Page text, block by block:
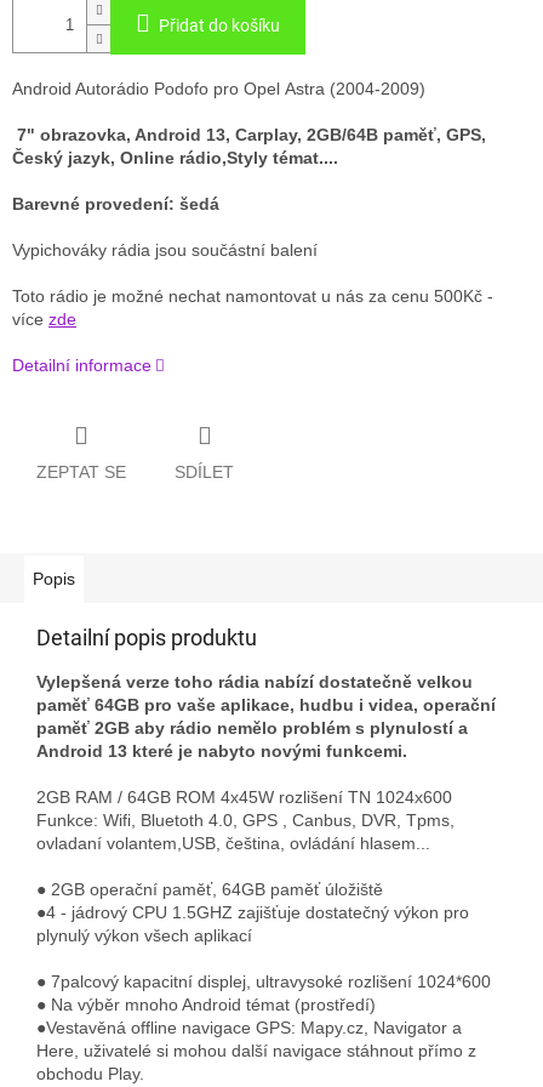
Přidat do košíku
Android Autorádio Podofo pro Opel Astra (2004-2009)
7" obrazovka, Android 13, Carplay, 2GB/64B paměť, GPS,
Český jazyk, Online rádio,Styly témat....
Barevné provedení: šedá
Vypichováky rádia jsou součástní balení
Toto rádio je možné nechat namontovat u nás za cenu 500Kč -
více zde
Detailní informace
ZEPTAT SE SDÍLET
Popis
Detailní popis produktu
Vylepšená verze toho rádia nabízí dostatečně velkou
paměť 64GB pro vaše aplikace, hudbu i videa, operační
paměť 2GB aby rádio nemělo problém s plynulostí a
Android 13 které je nabyto novými funkcemi.
2GB RAM / 64GB ROM 4x45W rozlišení TN 1024x600
Funkce: Wifi, Bluetoth 4.0, GPS , Canbus, DVR, Tpms,
ovladaní volantem,USB, čeština, ovládání hlasem...
● 2GB operační paměť, 64GB paměť úložiště
●4 - jádrový CPU 1.5GHZ zajišťuje dostatečný výkon pro
plynulý výkon všech aplikací
● 7palcový kapacitní displej, ultravysoké rozlišení 1024*600
● Na výběr mnoho Android témat (prostředí)
●Vestavěná offline navigace GPS: Mapy.cz, Navigator a
Here, uživatelé si mohou další navigace stáhnout přímo z
obchodu Play.